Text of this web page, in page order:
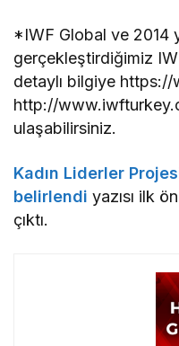
*IWF Global ve 2014
gerçekleştirdiğimiz
detaylı bilgiye
http://
ulaşabilirsiniz.
Kadın Liderler
belirlendi yazısı ilk
çıktı.